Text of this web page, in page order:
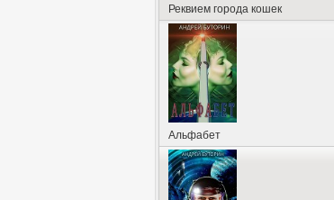
Реквием города кошек
Альфабет